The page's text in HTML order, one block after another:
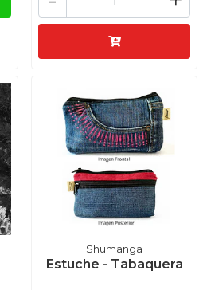
Shumanga
Estuche - Tabaquera